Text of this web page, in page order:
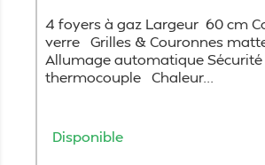
4 foyers à gaz Largeur 60 cm
verre Grilles & Couronnes
Allumage automatique Sécurité
thermocouple Chaleur...
Disponible